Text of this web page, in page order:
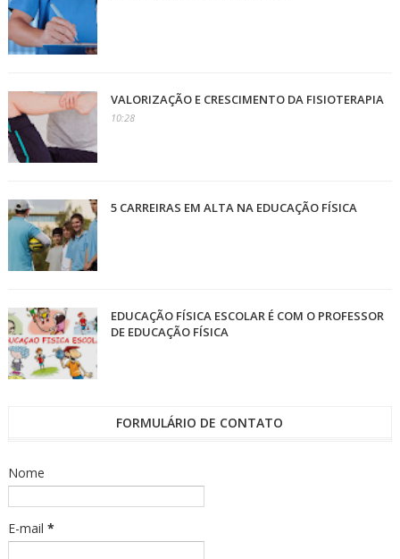
VALORIZAÇÃO E CRESCIMENTO DA FISIOTERAPIA
10:28
5 CARREIRAS EM ALTA NA EDUCAÇÃO FÍSICA
EDUCAÇÃO FÍSICA ESCOLAR É COM O PROFESSOR
DE EDUCAÇÃO FÍSICA
FORMULÁRIO DE CONTATO
Nome
E-mail *